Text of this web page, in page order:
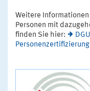
Weitere
Personen mit
finden Sie hier: